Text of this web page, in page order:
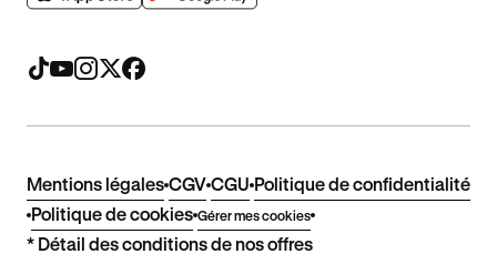
Mentions légales CGV CGU Politique de confidentialité
Politique de cookies Gérer mes cookies
* Détail des conditions de nos offres